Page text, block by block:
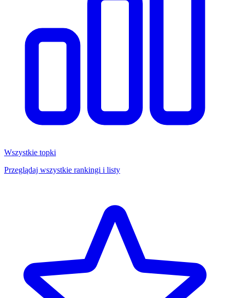
Wszystkie topki
Przeglądaj wszystkie rankingi i listy